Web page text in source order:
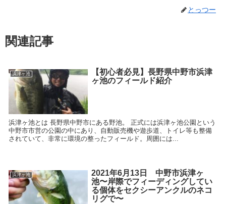
とっつー
関連記事
浜津ヶ池
【初心者必見】長野県中野市浜津
ヶ池のフィールド紹介
浜津ヶ池とは 長野県中野市にある野池。 正式には浜津ヶ池公園という
中野市市営の公園の中にあり、自動販売機や遊歩道、トイレ等も整備
されていて、非常に環境の整ったフィールド。周囲には...
浜津ヶ池
2021年6月13日 中野市浜津ヶ
池〜岸際でフィーディングしてい
る個体をセクシーアンクルのネコ
リグで〜